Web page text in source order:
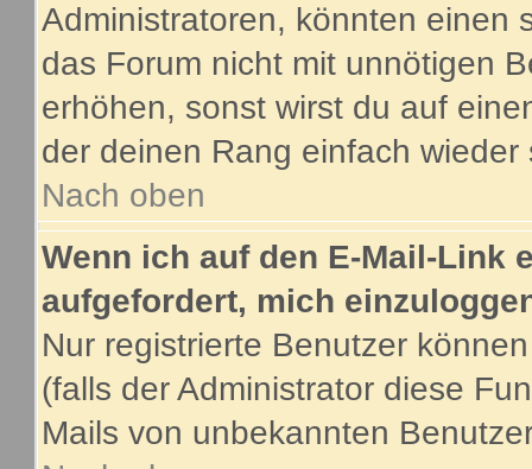
Administratoren, könnten einen
das Forum nicht mit unnötigen
erhöhen, sonst wirst du auf
der deinen Rang einfach wieder
Nach oben
Wenn ich auf den E-Mail-Link
aufgefordert, mich
Nur registrierte Benutzer
(falls der Administrator diese
Mails von unbekannten